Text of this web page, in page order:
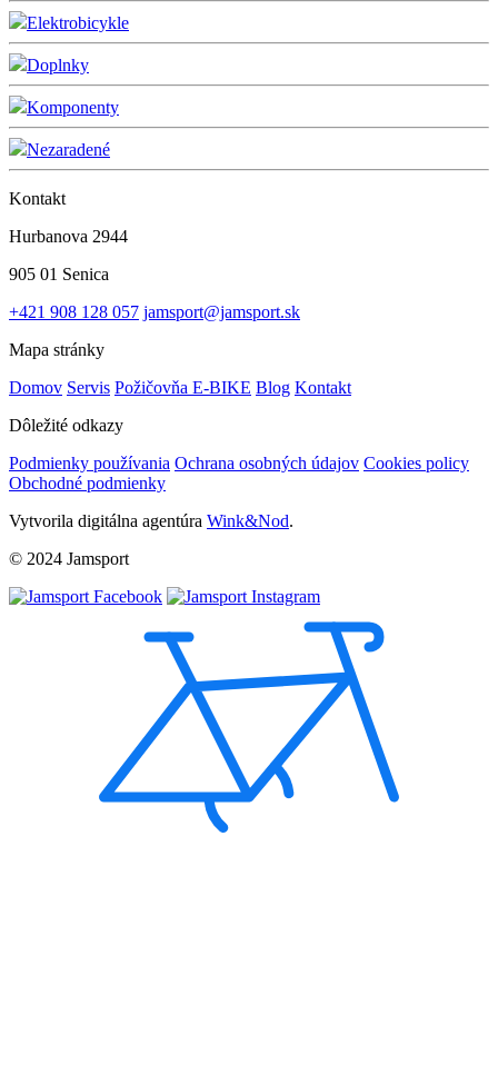
Elektrobicykle
Doplnky
Komponenty
Nezaradené
Kontakt
Hurbanova 2944
905 01 Senica
+421 908 128 057 jamsport@jamsport.sk
Mapa stránky
Domov Servis Požičovňa E-BIKE Blog Kontakt
Dôležité odkazy
Podmienky používania Ochrana osobných údajov Cookies policy
Obchodné podmienky
Vytvorila digitálna agentúra Wink&Nod.
© 2024 Jamsport